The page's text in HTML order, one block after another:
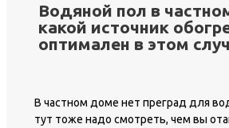
Водяной пол в
какой источник
оптимален в этом
В частном доме нет преград для
тут тоже надо смотреть, чем вы